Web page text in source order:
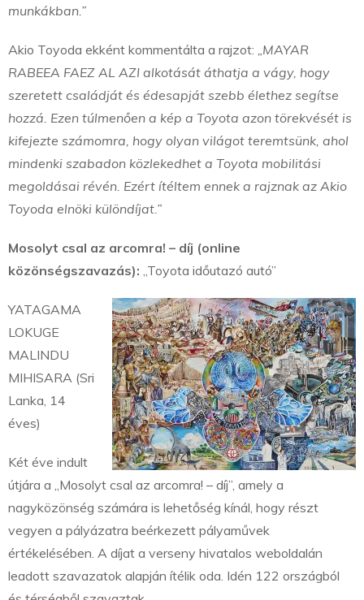
munkákban.”
Akio Toyoda ekként kommentálta a rajzot: „MAYAR
RABEEA FAEZ AL AZI alkotását áthatja a vágy, hogy
szeretett családját és édesapját szebb élethez segítse
hozzá. Ezen túlmenően a kép a Toyota azon törekvését is
kifejezte számomra, hogy olyan világot teremtsünk, ahol
mindenki szabadon közlekedhet a Toyota mobilitási
megoldásai révén. Ezért ítéltem ennek a rajznak az Akio
Toyoda elnöki különdíjat.”
Mosolyt csal az arcomra! – díj (online
közönségszavazás): „Toyota időutazó autó”
YATAGAMA
LOKUGE
MALINDU
MIHISARA (Sri
Lanka, 14
éves)
Két éve indult
útjára a „Mosolyt csal az arcomra! – díj”, amely a
nagyközönség számára is lehetőség kínál, hogy részt
vegyen a pályázatra beérkezett pályaművek
értékelésében. A díjat a verseny hivatalos weboldalán
leadott szavazatok alapján ítélik oda. Idén 122 országból